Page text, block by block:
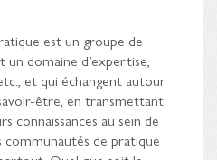
est un groupe de
domaine d’expertise,
et qui échangent autour
être, en transmettant
connaissances au sein de
de pratique